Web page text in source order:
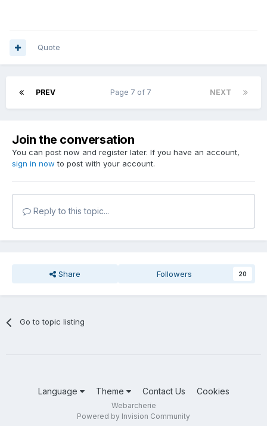
Quote
PREV NEXT
Page 7 of 7
Join the conversation
You can post now and register later. If you have an account,
sign in now to post with your account.
Reply to this topic...
Share Followers 20
Go to topic listing
Language Theme Contact Us Cookies
Webarcherie
Powered by Invision Community